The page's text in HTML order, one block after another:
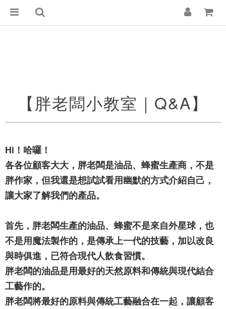
【胖老闆小教室｜Q&A】
Hi！哈囉！
各各位顧客大大，胖老闆是油品、蜂蜜生產商，不是
胖作家，但我還是想試試看用幽默的方式介紹自己，
讓大家了解我們的產品。
首先，胖老闆生產的油品、蜂蜜不是來自外星球，也
不是用魔法製作的，是傳承上一代的技藝，加以改良
與時俱進，已符合現代人飲食習慣。
胖老闆的油品是用最好的天然原料和傳統與現代結合
工藝作的。
胖老闆將最好的原料與傳統工藝融合在一起，讓顧客